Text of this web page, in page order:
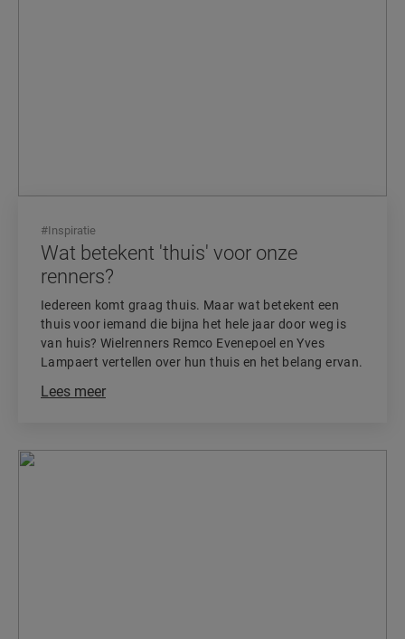
Wat betekent 'thuis' voor onze
renners?
Iedereen komt graag thuis. Maar wat betekent een
thuis voor iemand die bijna het hele jaar door weg is
van huis? Wielrenners Remco Evenepoel en Yves
Lampaert vertellen over hun thuis en het belang ervan.
Lees meer
#Inspiratie